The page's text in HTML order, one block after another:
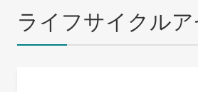
ライフサイクル